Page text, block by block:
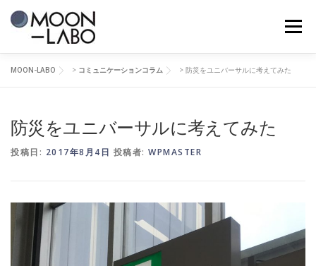
メニュー
CONTENTS LABORATORY
MOON-LABO > コミュニケーションコラム > 防災をユニバーサルに考えてみた
防災をユニバーサルに考えてみた
投稿日: 2017年8月4日 投稿者: WPMASTER